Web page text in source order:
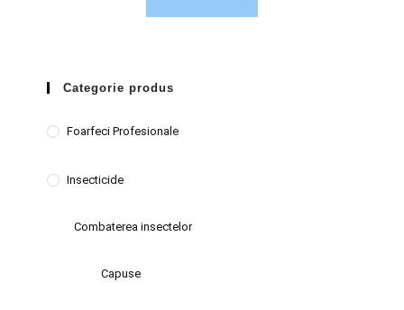
Categorie produs
Foarfeci Profesionale
Insecticide
Combaterea insectelor
Capuse